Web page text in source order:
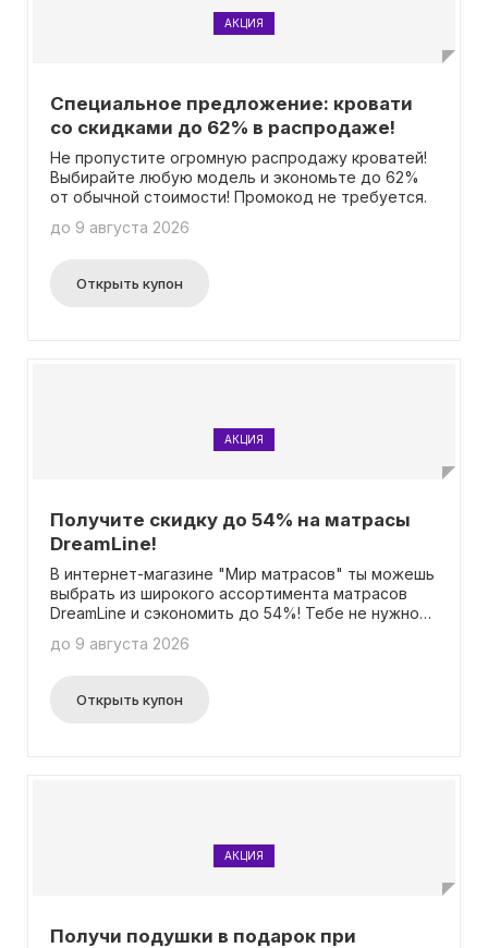
АКЦИЯ
Специальное предложение: кровати
со скидками до 62% в распродаже!
Не пропустите огромную распродажу кроватей!
Выбирайте любую модель и экономьте до 62%
от обычной стоимости! Промокод не требуется.
до 9 августа 2026
Открыть купон
АКЦИЯ
Получите скидку до 54% на матрасы
DreamLine!
В интернет-магазине "Мир матрасов" ты можешь
выбрать из широкого ассортимента матрасов
DreamLine и сэкономить до 54%! Тебе не нужно
идеальный матрас и сэкономь больше половины
до 9 августа 2026
Открыть купон
АКЦИЯ
Получи подушки в подарок при